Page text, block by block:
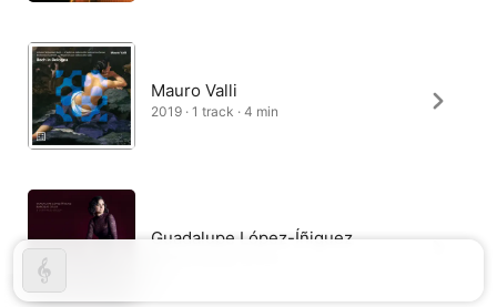
Mauro Valli
2019 · 1 track · 4 min
Guadalupe López-Íñiguez